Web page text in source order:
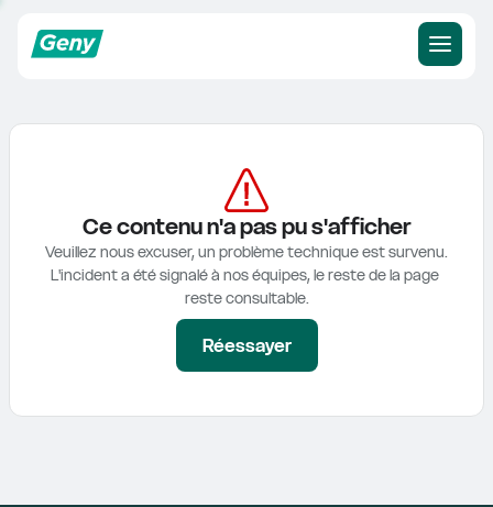
Ce contenu n'a pas pu s'afficher
Veuillez nous excuser, un problème technique est survenu.
L'incident a été signalé à nos équipes, le reste de la page
reste consultable.
Réessayer